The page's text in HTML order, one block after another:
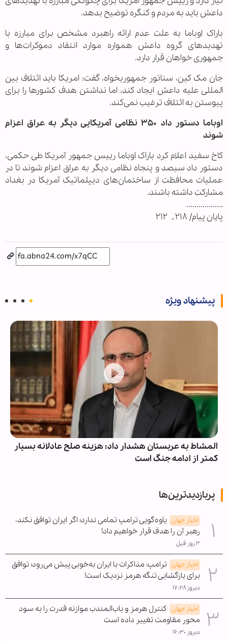
داعش باید به مردم و کنگره توضیح بدهد.
باراک اوباما به علت عدم ارائه راهبرد مشخص برای مبارزه با
تهدید‌های گروه داعش همواره موارد انتقاد دموکرات‌ها و
جمهوری خواهان قرار دارد.
جان مک کین، سناتور جمهوریخواه، گفت: امریکا باید ائتلاف بین
المللی علیه داعش ایجاد کند، اما نداشتن هدف کشور‌ها را برای
پیوستن به ائتلاف ترغیب نمی‌کند.
اوباما دستور داد ۳۵۰ نظامی آمریکایی دیگر به عراق اعزام
شوند
کاخ سفید اعلام کرد باراک اوباما رییس جمهور آمریکا طی حکمی،
دستور داد سیصد و پنجاه نظامی دیگر به عراق اعزام شوند تا در
عملیات محافظت از ساختمان‌های دیپلماتیک آمریکا در بغداد
مشارکت داشته باشند.
..................
پایان پیام/ ۲۱۸ ـ ۲۱۲
پیشنهاد ویژه
المشاط به عربستان هشدار داد: هزینه صلح عادلانه بسیار
کمتر از ادامه جنگ است
پربازدیدترین‌ها
اخبار جهان یاوه‌گویی ترامپ تمامی ندارد؛ اگر ایران توافق نکند،
رهبر آن را هدف قرار خواهیم داد!
۳ روز قبل
اخبار جهان ترامپ: مذاکرات با ایران به‌خوبی پیش می‌رود؛ توافق
برای بازگشایی تنگه هرمز نزدیک است!
دیروز ۱۷:۲۸
اخبار جهان کنترل هرمز و باب‌المندب موازنه قدرت را به سود
محور مقاومت تغییر داده است
دیروز ۱۶:۳۰